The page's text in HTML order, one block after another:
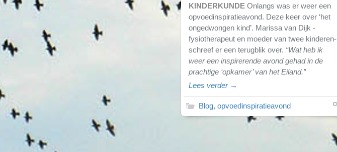
KINDERKUNDE Onlangs was er weer een
opvoedinspiratieavond. Deze keer over ‘het
ongedwongen kind’. Marissa van Dijk -
fysiotherapeut en moeder van twee kinderen-
schreef er een terugblik over. “Wat heb ik
weer een inspirerende avond gehad in de
prachtige ‘opkamer’ van het Eiland.”
Lees verder →
Blog, opvoedinspiratieavond